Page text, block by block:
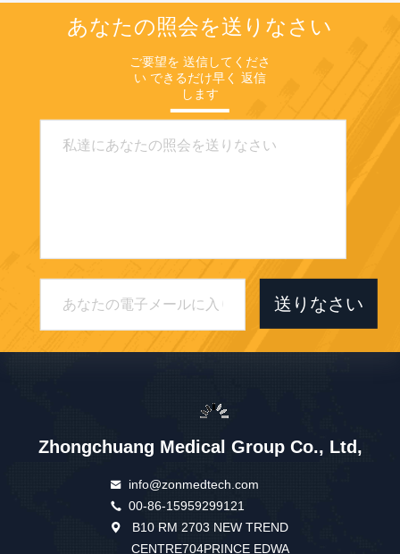
あなたの照会を送りなさい
ご要望を 送信してくださ
い できるだけ早く 返信
します
送りなさい
Zhongchuang Medical Group Co., Ltd,
info@zonmedtech.com
00-86-15959299121
B10 RM 2703 NEW TREND
CENTRE704PRINCE EDWA